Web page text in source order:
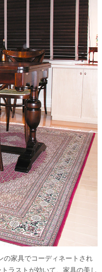
の家具でコーディネートされ
ラストが効いて、家具の美し